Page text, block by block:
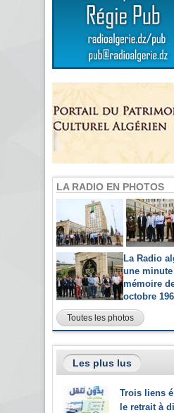
LA RADIO EN PHOTOS
La Radio
une
mémoire
octobre
Toutes les photos
Les plus lus
Trois liens
le retrait à